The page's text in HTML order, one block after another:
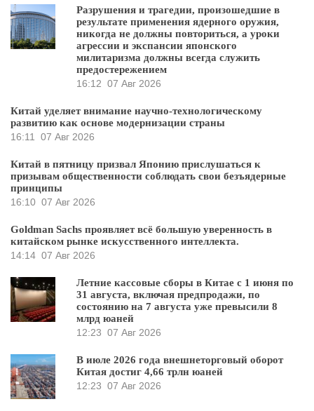
Разрушения и трагедии, произошедшие в
результате применения ядерного оружия,
никогда не должны повториться, а уроки
агрессии и экспансии японского
милитаризма должны всегда служить
предостережением
16:12 07 Авг 2026
Китай уделяет внимание научно-технологическому
развитию как основе модернизации страны
16:11
07 Авг 2026
Китай в пятницу призвал Японию прислушаться к
призывам общественности соблюдать свои безъядерные
принципы
16:10 07 Авг 2026
Goldman Sachs проявляет всё большую уверенность в
китайском рынке искусственного интеллекта.
14:14 07 Авг 2026
Летние кассовые сборы в Китае с 1 июня по
31 августа, включая предпродажи, по
состоянию на 7 августа уже превысили 8
млрд юаней
12:23 07 Авг 2026
В июле 2026 года внешнеторговый оборот
Китая достиг 4,66 трлн юаней
12:23 07 Авг 2026